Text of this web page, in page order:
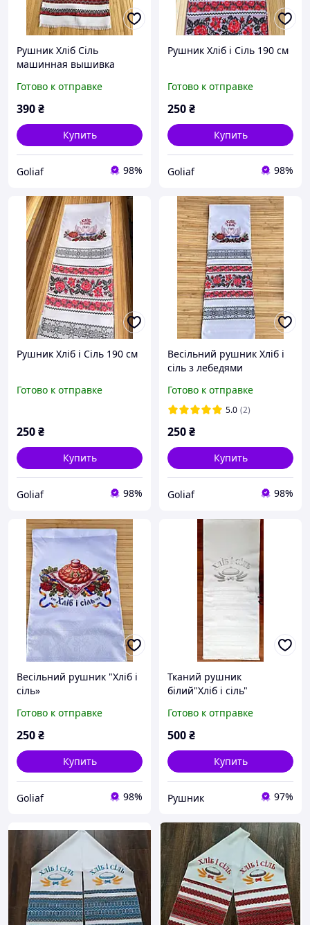
Рушник Хліб Сіль
машинная вышивка
Готово к отправке
390₴
Купить
Goliaf 98%
Рушник Хліб і Сіль 190 см
Готово к отправке
250₴
Купить
Goliaf 98%
Рушник Хліб і Сіль 190 см
Готово к отправке
250₴
Купить
Goliaf 98%
Весільний рушник Хліб і
сіль з лебедями
Готово к отправке
5.0 (2)
250₴
Купить
Goliaf 98%
Весільний рушник "Хліб і
сіль»
Готово к отправке
250₴
Купить
Goliaf 98%
Тканий рушник
білий"Хліб і сіль"
Готово к отправке
500₴
Купить
Рушник 97%